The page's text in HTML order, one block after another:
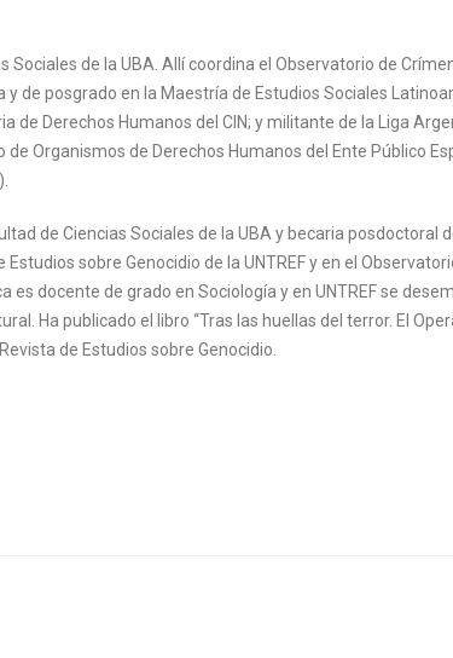
de la UBA. Allí coordina el Observatorio de
de posgrado en la Maestría de Estudios Sociales
de Derechos Humanos del CIN; y militante de la Liga
Organismos de Derechos Humanos del Ente Público
de Ciencias Sociales de la UBA y becaria posdoctoral
sobre Genocidio de la UNTREF y en el
es docente de grado en Sociología y en UNTREF se
Ha publicado el libro “Tras las huellas del terror. El
de Estudios sobre Genocidio.